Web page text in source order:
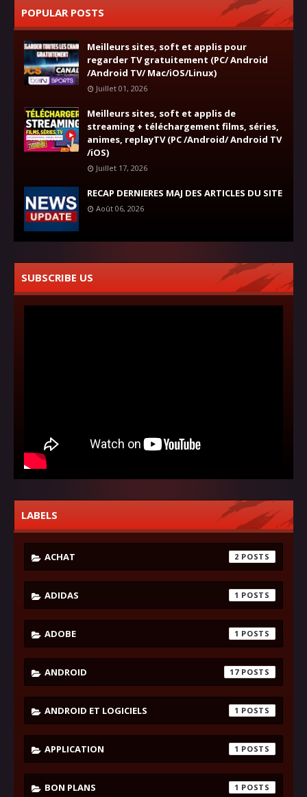
POPULAR POSTS
Meilleurs sites, soft et applis pour
regarder TV gratuitement (PC/ Android
/Android TV/ Mac/iOS/Linux)
Juillet 01, 2026
Meilleurs sites, soft et applis de
streaming + téléchargement films, séries,
animes, replayTV (PC /Android/ Android TV
/iOS)
Juillet 17, 2026
RECAP DERNIERES MAJ DES ARTICLES DU SITE
Août 06, 2026
SUBSCRIBE US
LABELS
ACHAT 2
ADIDAS 1
ADOBE 1
ANDROID 17
ANDROID ET LOGICIELS 1
APPLICATION 1
BON PLANS 1